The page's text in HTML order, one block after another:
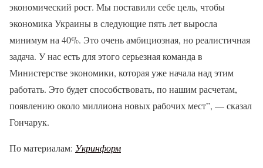
экономический рост. Мы поставили себе цель, чтобы
экономика Украины в следующие пять лет выросла
минимум на 40%. Это очень амбициозная, но реалистичная
задача. У нас есть для этого серьезная команда в
Министерстве экономики, которая уже начала над этим
работать. Это будет способствовать, по нашим расчетам,
появлению около миллиона новых рабочих мест”, — сказал
Гончарук.
По материалам: Укринформ